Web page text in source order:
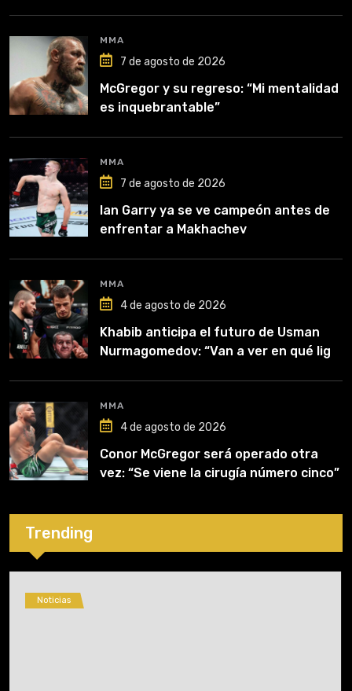
MMA
7 de agosto de 2026
McGregor y su regreso: “Mi mentalidad
es inquebrantable”
MMA
7 de agosto de 2026
Ian Garry ya se ve campeón antes de
enfrentar a Makhachev
MMA
4 de agosto de 2026
Khabib anticipa el futuro de Usman
Nurmagomedov: “Van a ver en qué liga
MMA
4 de agosto de 2026
Conor McGregor será operado otra
vez: “Se viene la cirugía número cinco”
Trending
Noticias